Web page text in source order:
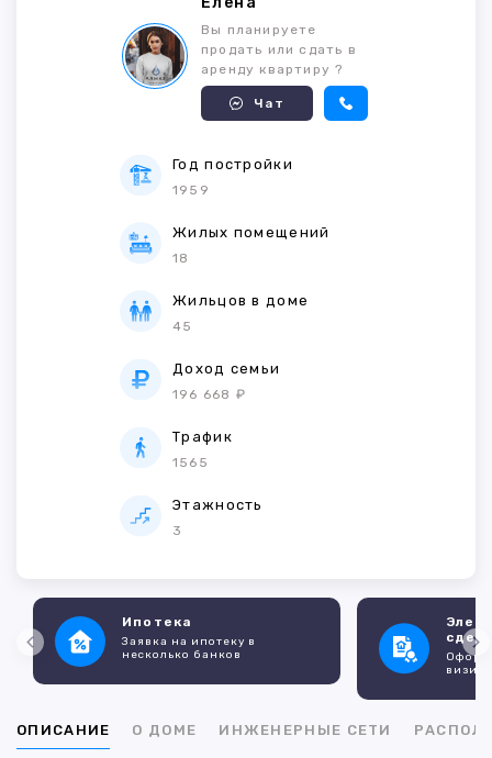
Вы планируете
продать или сдать в
аренду квартиру ?
Чат
Год постройки
1959
Жилых помещений
18
Жильцов в доме
45
Доход семьи
196 668 ₽
Трафик
1565
Этажность
3
Ипотека
Заявка на ипотеку в
несколько банков
ОПИСАНИЕ О ДОМЕ ИНЖЕНЕРНЫЕ СЕТИ